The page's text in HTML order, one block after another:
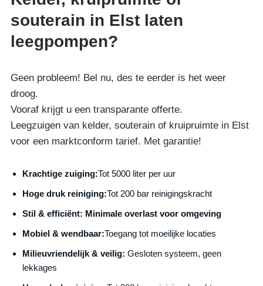
souterain in Elst laten
leegpompen?
Geen probleem! Bel nu, des te eerder is het weer
droog.
Vooraf krijgt u een transparante offerte.
Leegzuigen van kelder, souterain of kruipruimte in Elst
voor een marktconform tarief. Met garantie!
Krachtige zuiging:Tot 5000 liter per uur
Hoge druk reiniging:Tot 200 bar reinigingskracht
Stil & efficiënt: Minimale overlast voor omgeving
Mobiel & wendbaar:Toegang tot moeilijke locaties
Milieuvriendelijk & veilig: Gesloten systeem, geen
lekkages